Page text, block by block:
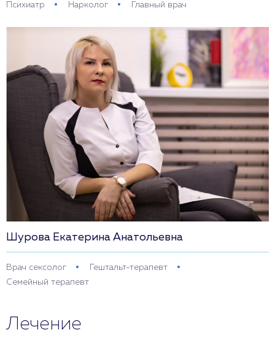
Психиатр Нарколог Главный врач
Шурова Екатерина Анатольевна
Врач сексолог
Гештальт-терапевт
Семейный терапевт
Лечение